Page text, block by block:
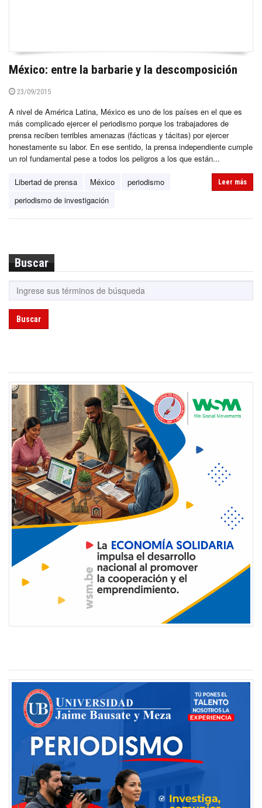
México: entre la barbarie y la descomposición
23/09/2015
A nivel de América Latina, México es uno de los países en el que es
más complicado ejercer el periodismo porque los trabajadores de
prensa reciben terribles amenazas (fácticas y tácitas) por ejercer
honestamente su labor. En ese sentido, la prensa independiente cumple
un rol fundamental pese a todos los peligros a los que están...
Libertad de prensa México
periodismo
periodismo de investigación
Leer más
Buscar
Buscar